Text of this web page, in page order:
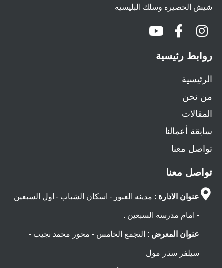
شيش الحصيره وسلك البليسيه
روابط رئيسية
الرئيسية
من نحن
المقالات
سابقة أعمالنا
تواصل معنا
تواصل معنا
عنوان الادارة : مدينه العبور - اسكان الشباب - اول السبعين
- امام مدرسة السبعين .
عنوان المعرض : التجمع الخامس - محور محمد نجيب -
سيلفر ستار مول